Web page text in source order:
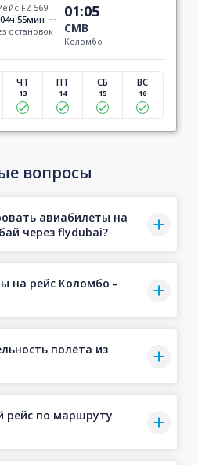
FZ 569
04ч 55мин
остановок
01:05
CMB
Коломбо
ЧТ
13
ПТ
14
СБ
15
ВС
16
вопросы
авиабилеты на
через flydubai?
на рейс Коломбо -
полёта из
рейс по маршруту